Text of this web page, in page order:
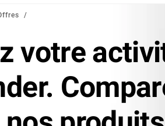
votre